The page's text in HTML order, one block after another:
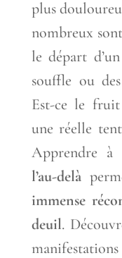
plus
nombreux
le départ
souffle ou
Est-ce le
une réelle
Apprendre à
l’au-delà
immense
deuil.